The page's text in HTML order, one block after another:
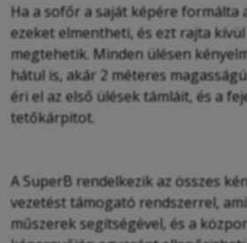
Ha a sofőr a saját képére formálta
ezeket elmentheti, és ezt rajta
megtehetik. Minden ülésen
hátul is, akár 2 méteres
éri el az első ülések támláit, és a
tetőkárpitot.
A SuperB rendelkezik az összes
vezetést támogató rendszerrel,
műszerek segítségével, és a